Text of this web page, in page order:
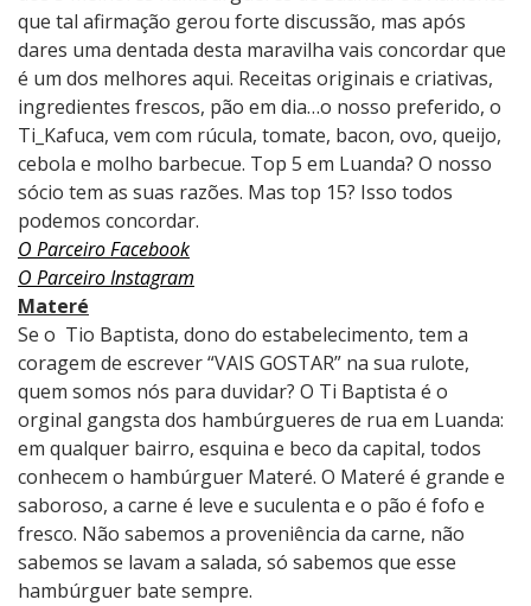
que tal afirmação gerou forte discussão, mas após
dares uma dentada desta maravilha vais concordar que
é um dos melhores aqui. Receitas originais e criativas,
ingredientes frescos, pão em dia…o nosso preferido, o
Ti_Kafuca, vem com rúcula, tomate, bacon, ovo, queijo,
cebola e molho barbecue. Top 5 em Luanda? O nosso
sócio tem as suas razões. Mas top 15? Isso todos
podemos concordar.
O Parceiro Facebook
O Parceiro Instagram
Materé
Se o Tio Baptista, dono do estabelecimento, tem a
coragem de escrever “VAIS GOSTAR” na sua rulote,
quem somos nós para duvidar? O Ti Baptista é o
orginal gangsta dos hambúrgueres de rua em Luanda:
em qualquer bairro, esquina e beco da capital, todos
conhecem o hambúrguer Materé. O Materé é grande e
saboroso, a carne é leve e suculenta e o pão é fofo e
fresco. Não sabemos a proveniência da carne, não
sabemos se lavam a salada, só sabemos que esse
hambúrguer bate sempre.